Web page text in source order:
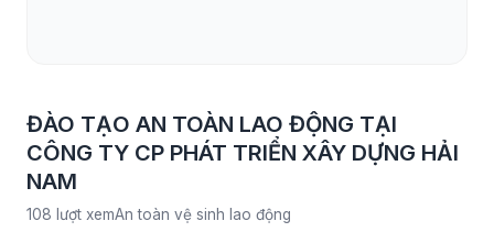
ĐÀO TẠO AN TOÀN LAO ĐỘNG TẠI
CÔNG TY CP PHÁT TRIỂN XÂY DỰNG HẢI
NAM
108 lượt xemAn toàn vệ sinh lao động